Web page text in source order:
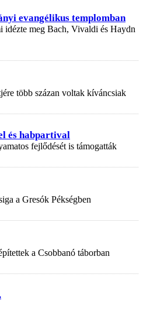
evangélikus templomban
idézte meg Bach, Vivaldi és Haydn
több százan voltak kíváncsiak
és habpartival
fejlődését is támogatták
a Gresók Pékségben
a Csobbanó táborban